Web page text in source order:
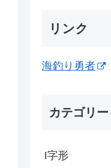
リンク
海釣り勇者
カテゴリー
I字形